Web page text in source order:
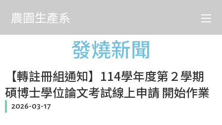
農園生產系
發燒新聞
【轉註冊組通知】114學年度第２學期
碩博士學位論文考試線上申請 開始作業
2026-03-17